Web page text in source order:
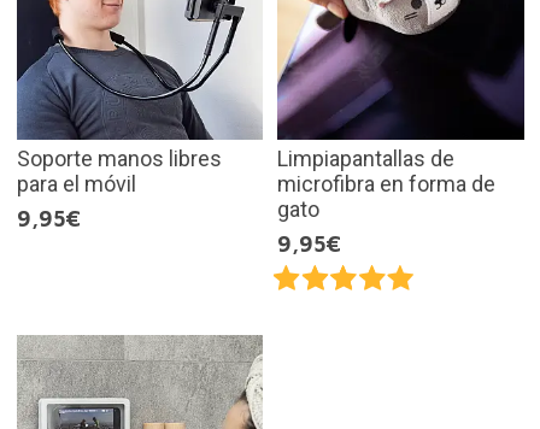
Soporte manos libres
para el móvil
9,95€
Limpiapantallas de
microfibra en forma de
gato
9,95€